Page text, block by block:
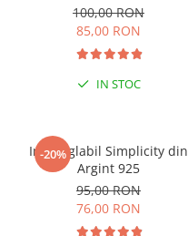
100,00 RON
85,00 RON
IN STOC
-20%
Inel reglabil Simplicity din
Argint 925
95,00 RON
76,00 RON